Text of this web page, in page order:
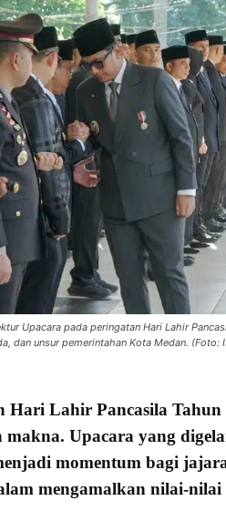
Upacara pada peringatan Hari Lahir
dan unsur pemerintahan Kota Medan. (Foto:
Hari Lahir Pancasila Tahun
Upacara yang
momentum bagi
mengamalkan nilai-nilai